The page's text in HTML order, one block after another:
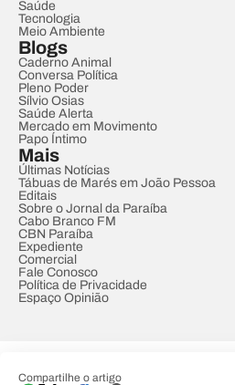
Compartilhe o artigo
Saúde
Tecnologia
Meio Ambiente
Blogs
Caderno Animal
Conversa Política
Pleno Poder
Sílvio Osias
Saúde Alerta
Mercado em Movimento
Papo Íntimo
Mais
Últimas Notícias
Tábuas de Marés em João Pessoa
Editais
Sobre o Jornal da Paraíba
Cabo Branco FM
CBN Paraíba
Expediente
Comercial
Fale Conosco
Política de Privacidade
Espaço Opinião